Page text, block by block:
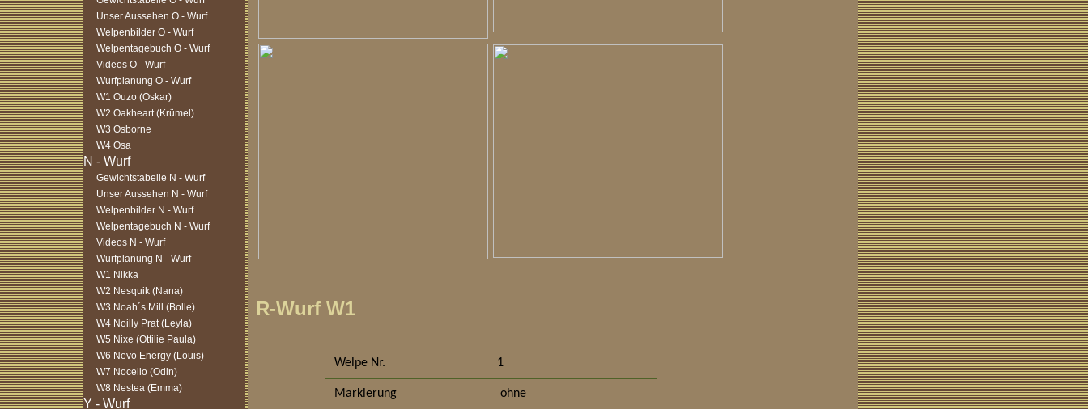
Unser Aussehen O - Wurf
Welpenbilder O - Wurf
Welpentagebuch O - Wurf
Videos O - Wurf
Wurfplanung O - Wurf
W1 Ouzo (Oskar)
W2 Oakheart (Krümel)
W3 Osborne
W4 Osa
Gewichtstabelle N - Wurf
Unser Aussehen N - Wurf
Welpenbilder N - Wurf
Welpentagebuch N - Wurf
Videos N - Wurf
Wurfplanung N - Wurf
W1 Nikka
W2 Nesquik (Nana)
W3 Noah´s Mill (Bolle)
W4 Noilly Prat (Leyla)
W5 Nixe (Ottilie Paula)
W6 Nevo Energy (Louis)
W7 Nocello (Odin)
W8 Nestea (Emma)
R-Wurf W1
Welpe Nr. 1
Markierung ohne